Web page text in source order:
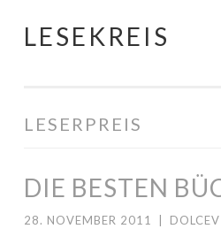
Springe
LESEKREIS
LESERPREIS
DIE BESTEN
28. NOVEMBER 2011